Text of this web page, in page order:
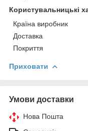
Користувальницькі
Країна виробник
Доставка
Покриття
Приховати
Умови доставки
Нова Пошта